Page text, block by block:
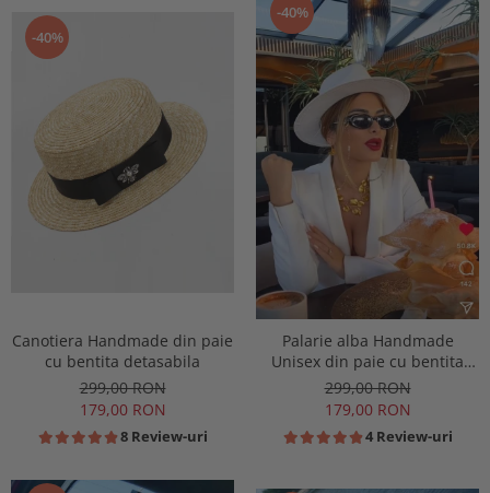
-40%
Canotiera Handmade din paie
cu bentita detasabila
299,00 RON
179,00 RON
8 Review-uri
-40%
Palarie alba Handmade
Unisex din paie cu bentita
detasabila
299,00 RON
179,00 RON
4 Review-uri